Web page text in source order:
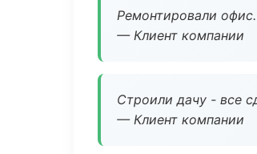
Ремонтировали
— Клиент компании
Строили дачу - все
— Клиент компании